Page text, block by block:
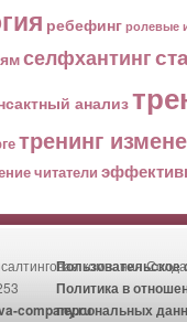
ребефинг ролевые
селфхантинг
анализ
тренинг
читатели
компания
company.ru
Пользовательское
Политика в
персональных